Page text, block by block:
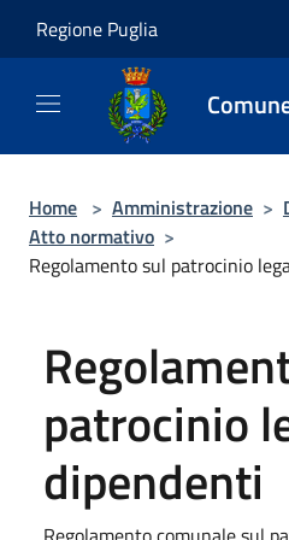
Regione Puglia
Home > Amministrazione >
Atto normativo >
Regolamento sul patrocinio
patrocinio
dipendenti